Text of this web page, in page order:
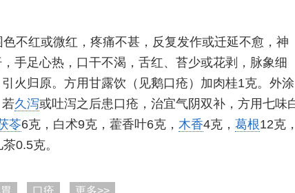
不红或微红，疼痛不甚，反复发作或迁延不愈，神
手足心热，口干不渴，舌红、苔少或花剥，脉象细
火归原。方用甘露饮（见鹅口疮）加肉桂1克。外涂
久泻或吐泻之后患口疮，治宜气阴双补，方用七味
苓6克，白术9克，藿香叶6克， 木香4克， 葛根12克，
0.5克。
口疮 更多>>